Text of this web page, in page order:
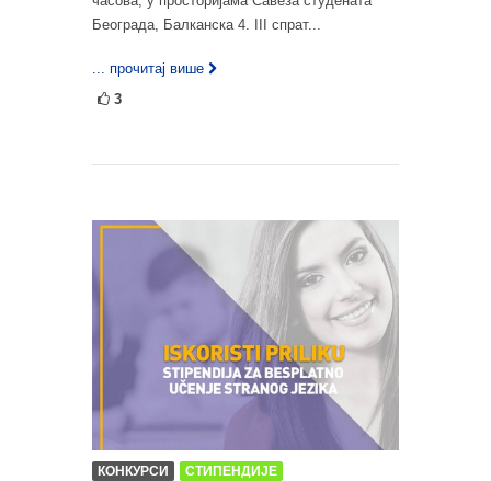
Београда, Балканска 4. III спрат...
... прочитај више
3
КОНКУРСИ СТИПЕНДИЈЕ